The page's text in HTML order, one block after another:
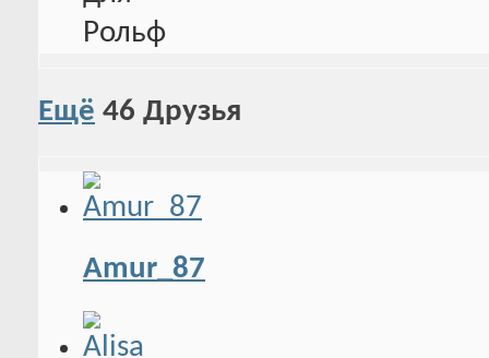
Ещё 46 Друзья
Amur_87